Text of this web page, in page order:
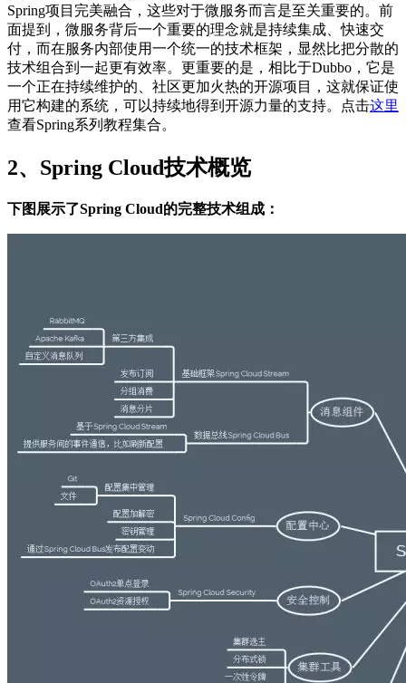
Spring项目完美融合，这些对于微服务而言是至关重要的。前
面提到，微服务背后一个重要的理念就是持续集成、快速交
付，而在服务内部使用一个统一的技术框架，显然比把分散的
技术组合到一起更有效率。更重要的是，相比于Dubbo，它是
一个正在持续维护的、社区更加火热的开源项目，这就保证使
用它构建的系统，可以持续地得到开源力量的支持。点击这里
查看Spring系列教程集合。
2、Spring Cloud技术概览
下图展示了Spring Cloud的完整技术组成：